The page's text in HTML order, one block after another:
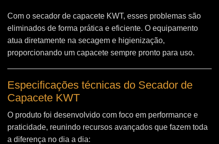
Com o secador de capacete KWT, esses problemas são
eliminados de forma prática e eficiente. O equipamento
atua diretamente na secagem e higienização,
proporcionando um capacete sempre pronto para uso.
Especificações técnicas do Secador de
Capacete KWT
O produto foi desenvolvido com foco em performance e
praticidade, reunindo recursos avançados que fazem toda
a diferença no dia a dia: